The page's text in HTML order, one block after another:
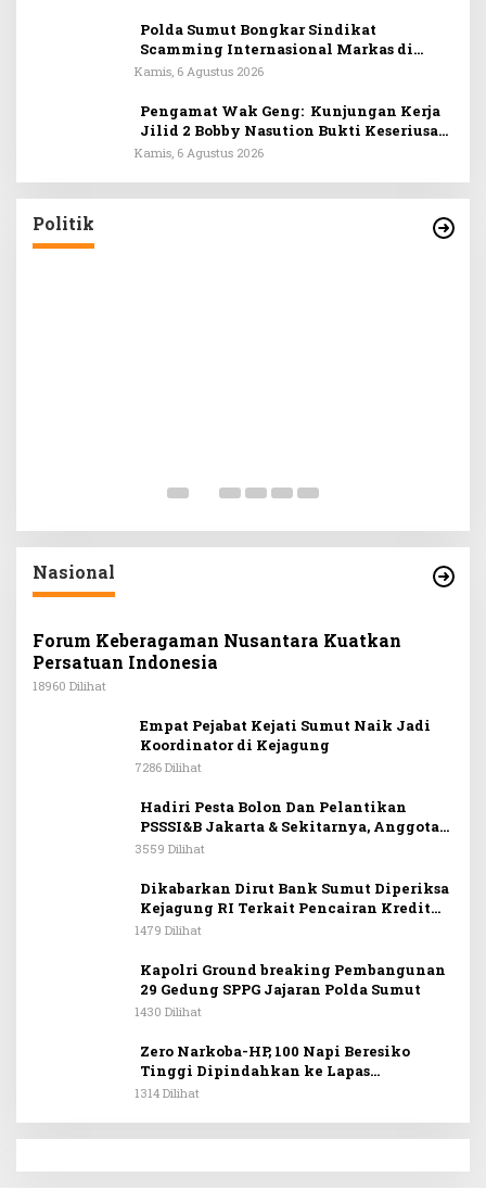
Polda Sumut Bongkar Sindikat
Scamming Internasional Markas di
Apartemen Podomoro, Raup Rp6,7 Miliar
Kamis, 6 Agustus 2026
Pengamat Wak Geng: Kunjungan Kerja
Jilid 2 Bobby Nasution Bukti Keseriusan
Bangun Pulau Nias
Kamis, 6 Agustus 2026
Politik
Loloskan Nama Tak Masuk Muscab
Pemilihan Ketua DPC PKB Karo
Di Politik
Nasional
Forum Keberagaman Nusantara Kuatkan
Persatuan Indonesia
18960 Dilihat
Empat Pejabat Kejati Sumut Naik Jadi
Koordinator di Kejagung
7286 Dilihat
Hadiri Pesta Bolon Dan Pelantikan
PSSSI&B Jakarta & Sekitarnya, Anggota
DPR RI Kombes. Pol. (Purn). Dr. Maruli
Simanjuntak Dapat Berkontribusi
Membangun Bangsa
3559 Dilihat
Dikabarkan Dirut Bank Sumut Diperiksa
Kejagung RI Terkait Pencairan Kredit
PT Sritex
1479 Dilihat
Kapolri Ground breaking Pembangunan
29 Gedung SPPG Jajaran Polda Sumut
1430 Dilihat
Zero Narkoba-HP, 100 Napi Beresiko
Tinggi Dipindahkan ke Lapas
Nusakambangan
1314 Dilihat